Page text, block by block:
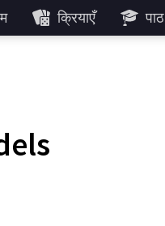
क्रियाएँ पाठ